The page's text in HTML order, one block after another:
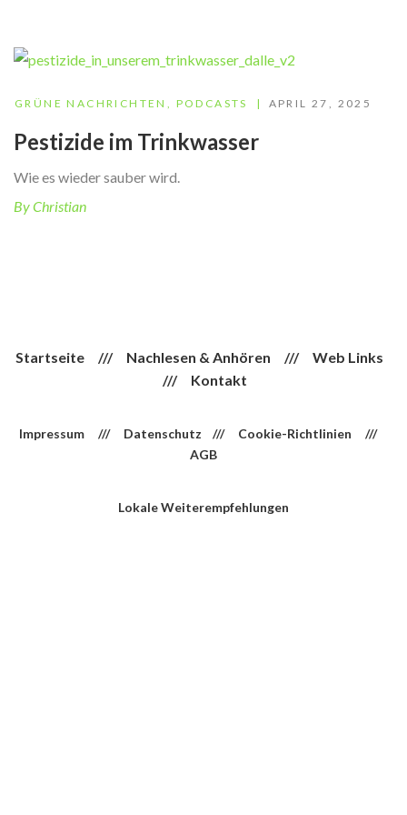
GRÜNE NACHRICHTEN , PODCASTS APRIL 27, 2025
Pestizide im Trinkwasser
Wie es wieder sauber wird.
By Christian
Startseite /// Nachlesen & Anhören /// Web Links
/// Kontakt
Impressum /// Datenschutz /// Cookie-Richtlinien ///
AGB
Lokale Weiterempfehlungen